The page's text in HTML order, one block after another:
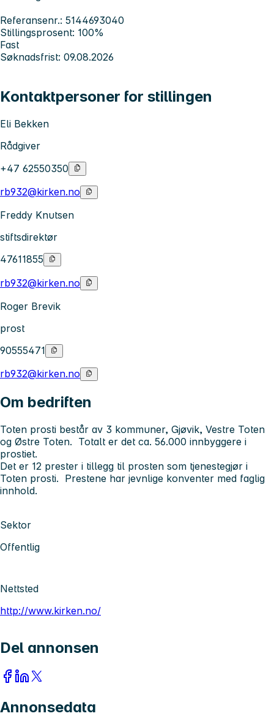
Referansenr.: 5144693040
Stillingsprosent: 100%
Fast
Søknadsfrist: 09.08.2026
Kontaktpersoner for stillingen
Eli Bekken
Rådgiver
+47 62550350
rb932@kirken.no
Freddy Knutsen
stiftsdirektør
47611855
rb932@kirken.no
Roger Brevik
prost
90555471
rb932@kirken.no
Om bedriften
Toten prosti består av 3 kommuner, Gjøvik, Vestre Toten
og Østre Toten. Totalt er det ca. 56.000 innbyggere i
prostiet.
Det er 12 prester i tillegg til prosten som tjenestegjør i
Toten prosti. Prestene har jevnlige konventer med faglig
innhold.
Sektor
Offentlig
Nettsted
http://www.kirken.no/
Del annonsen
Annonsedata